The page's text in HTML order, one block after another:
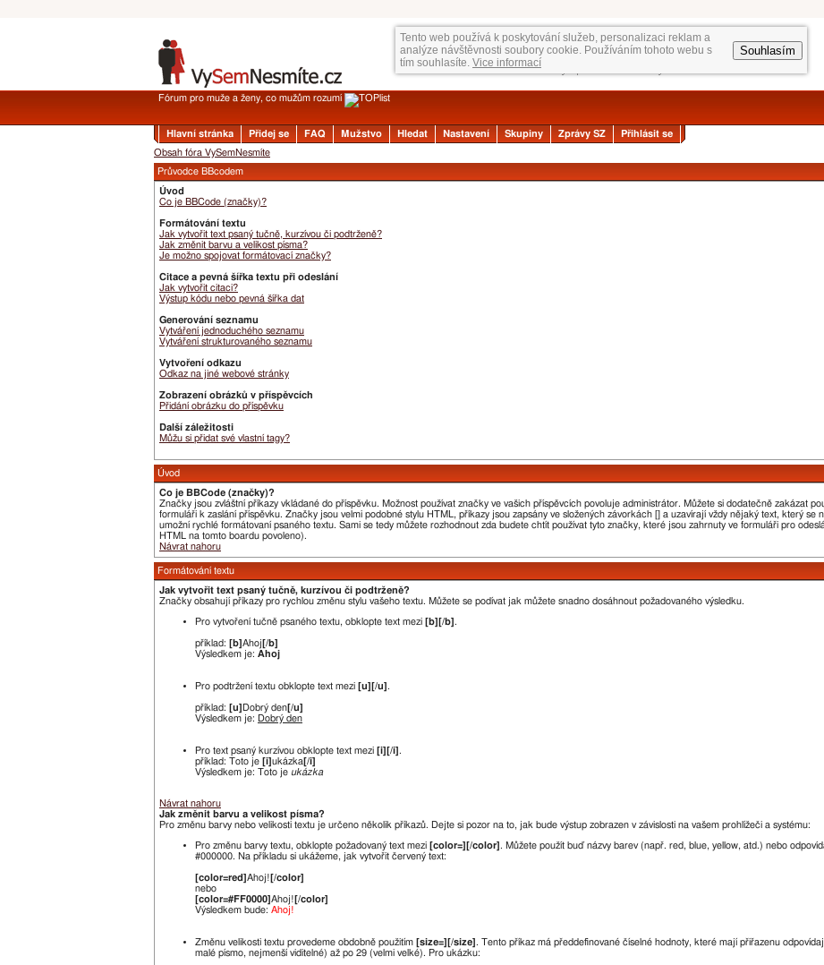
Tento web používá k poskytování služeb, personalizaci reklam a
analýze návštěvnosti soubory cookie. Používáním tohoto webu s
tím souhlasíte. Vice informací
Souhlasím
Fórum pro muže a ženy, co mužům rozumí
Hlavní stránka Přidej se FAQ Mužstvo Hledat Nastavení Skupiny Zprávy SZ
Přihlásit se
Obsah fóra VySemNesmíte
Průvodce BBcodem
Úvod
Co je BBCode (značky)?
Formátování textu
Jak vytvořit text psaný tučně, kurzívou či podtrženě?
Jak změnit barvu a velikost písma?
Je možno spojovat formátovací značky?
Citace a pevná šířka textu při odeslání
Jak vytvořit citaci?
Výstup kódu nebo pevná šířka dat
Generování seznamu
Vytváření jednoduchého seznamu
Vytváření strukturovaného seznamu
Vytvoření odkazu
Odkaz na jiné webové stránky
Zobrazení obrázků v příspěvcích
Přidání obrázku do příspěvku
Další záležitosti
Můžu si přidat své vlastní tagy?
Úvod
Co je BBCode (značky)?
Značky jsou zvláštní příkazy vkládané do příspěvku. Možnost používat značky ve vašich příspěvcích povoluje administrátor. Můžete si dodatečně zakázat
formuláři k zaslání příspěvku. Značky jsou velmi podobné stylu HTML, příkazy jsou zapsány ve složených závorkách [] a uzavírají vždy nějaký text, který se
umožní rychlé formátovaní psaného textu. Sami se tedy můžete rozhodnout zda budete chtít používat tyto značky, které jsou zahrnuty ve formuláři pro
HTML na tomto boardu povoleno).
Návrat nahoru
Formátování textu
Jak vytvořit text psaný tučně, kurzívou či podtrženě?
Značky obsahují příkazy pro rychlou změnu stylu vašeho textu. Můžete se podívat jak můžete snadno dosáhnout požadovaného výsledku.
Pro vytvoření tučně psaného textu, obklopte text mezi [b][/b] .
příklad: [b]Ahoj [/b]
Výsledkem je: Ahoj
Pro podtržení textu obklopte text mezi [u][/u] .
příklad: [u] Dobrý den[/u]
Výsledkem je: Dobrý den
Pro text psaný kurzívou obklopte text mezi [i][/i] .
příklad: Toto je [i]ukázka [/i]
Výsledkem je: Toto je ukázka
Návrat nahoru
Jak změnit barvu a velikost písma?
Pro změnu barvy nebo velikosti textu je určeno několik příkazů. Dejte si pozor na to, jak bude výstup zobrazen v závislosti na vašem prohlížeči a systému:
Pro změnu barvy textu, obklopte požadovaný text mezi [color=][/color] . Můžete použít buď názvy barev (např. red, blue, yellow, atd.) nebo
#000000. Na příkladu si ukážeme, jak vytvořit červený text:
[color=red]Ahoj! [/color]
nebo
[color=#FF0000]Ahoj! [/color]
Výsledkem bude: Ahoj!
Změnu velikosti textu provedeme obdobně použitím [size=][/size] . Tento příkaz má předdefinované číselné hodnoty, které mají přiřazenu
malé písmo, nejmenší viditelné) až po 29 (velmi velké). Pro ukázku: